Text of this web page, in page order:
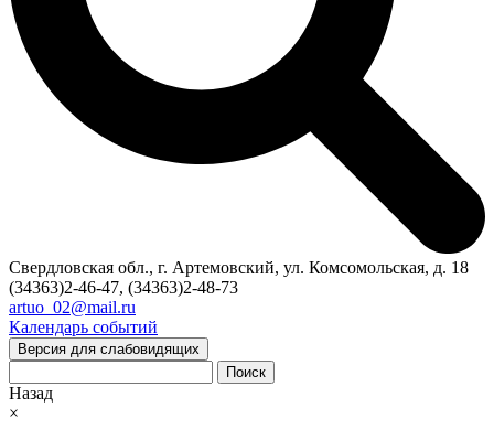
Свердловская обл., г. Артемовский, ул. Комсомольская, д. 18
(34363)2-46-47, (34363)2-48-73
artuo_02@mail.ru
Календарь событий
Версия для слабовидящих
Поиск
Назад
×